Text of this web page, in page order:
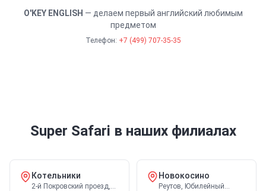
O'KEY ENGLISH — делаем первый английский любимым
предметом
Телефон: +7 (499) 707-35-35
Super Safari в наших филиалах
Котельники
2-й Покровский проезд,
Новокосино
Реутов, Юбилейный